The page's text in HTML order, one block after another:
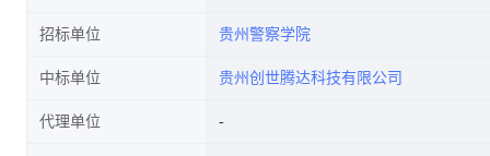
招标单位 贵州警察学院
中标单位 贵州创世腾达科技有限公司
代理单位